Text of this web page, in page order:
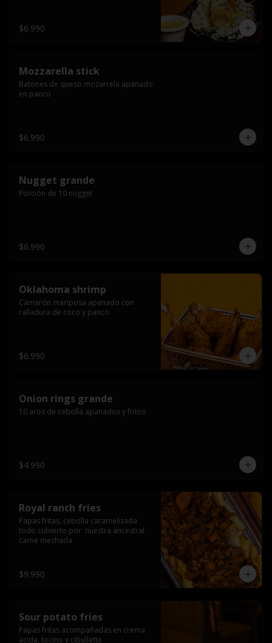
$6.990
Mozzarella stick
Batones de queso mozarrela apanado
en panco
$6.990
Nugget grande
Porción de 10 nugget
$6.990
Oklahoma shrimp
Camarón mariposa apanado con
ralladura de coco y panco
$6.990
Onion rings grande
10 aros de cebolla apanados y fritos
$4.990
Royal ranch fries
Papas fritas, cebolla caramelizada
todo cubierto por  nuestra ancestral
carne mechada
$9.990
Sour potato fries
Papas fritas acompañadas en crema
acida, tocino y cibullette